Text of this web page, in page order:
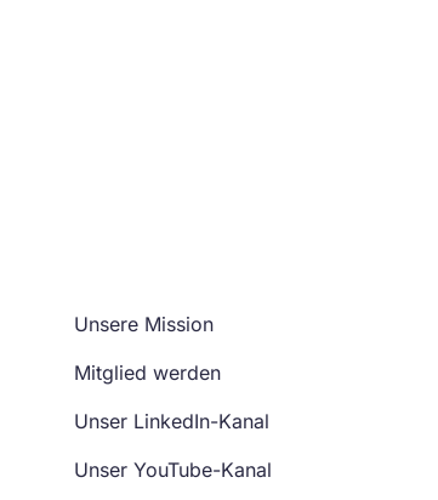
Unsere Mission
Mitglied werden
Unser LinkedIn-Kanal
Unser YouTube-Kanal